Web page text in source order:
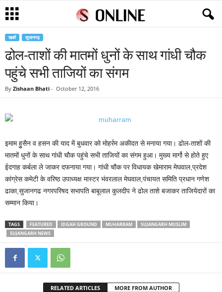
खबरें सुजानगढ़
ढोल-ताशों की मातमों धुनों के साथ गांधी चौक
पहुंचे सभी ताजियों का संगम
By Zishaan Bhati - October 12, 2016
इमाम हुुसैन व हसन की याद में बुधवार को मोहर्रम अकीदत से मनाया गया। ढोल-ताशों की
मातमों धुनों के साथ गांधी चौक पहुंचे सभी ताजियों का संगम हुआ। मुख्य मार्गो से होते हुए
ईदगाह कर्बला ले जाकर दफनाया गया। गांधी चौक पर विधायक खेमाराम मेघवाल,प्रदेश
कांग्रेस कमेटी के वरिष्ठ उपाध्यक्ष मास्टर भंवरलाल मेघवाल,पंचायत समिति प्रधान गणेश
ढाका,सुजानगढ नगरपरिषद सभापति बाबूलाल कुलदीप ने ढोल ताशे बजाकर ताजियेदारों का
सम्मान किया।
TAGS FEATURED IDGAH GROUND MUHARRAM
SUJANGARH MUSLIM
SUJANGARH NEWS
RELATED ARTICLES MORE FROM AUTHOR